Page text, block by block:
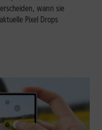
wann sie
Pixel Drops